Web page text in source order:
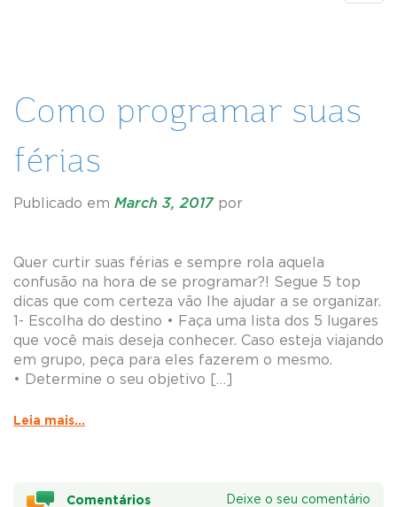
Como programar suas
férias
Publicado em March 3, 2017 por
Quer curtir suas férias e sempre rola aquela
confusão na hora de se programar?! Segue 5 top
dicas que com certeza vão lhe ajudar a se organizar.
1- Escolha do destino • Faça uma lista dos 5 lugares
que você mais deseja conhecer. Caso esteja viajando
em grupo, peça para eles fazerem o mesmo.
• Determine o seu objetivo […]
Leia mais...
Comentários Deixe o seu comentário